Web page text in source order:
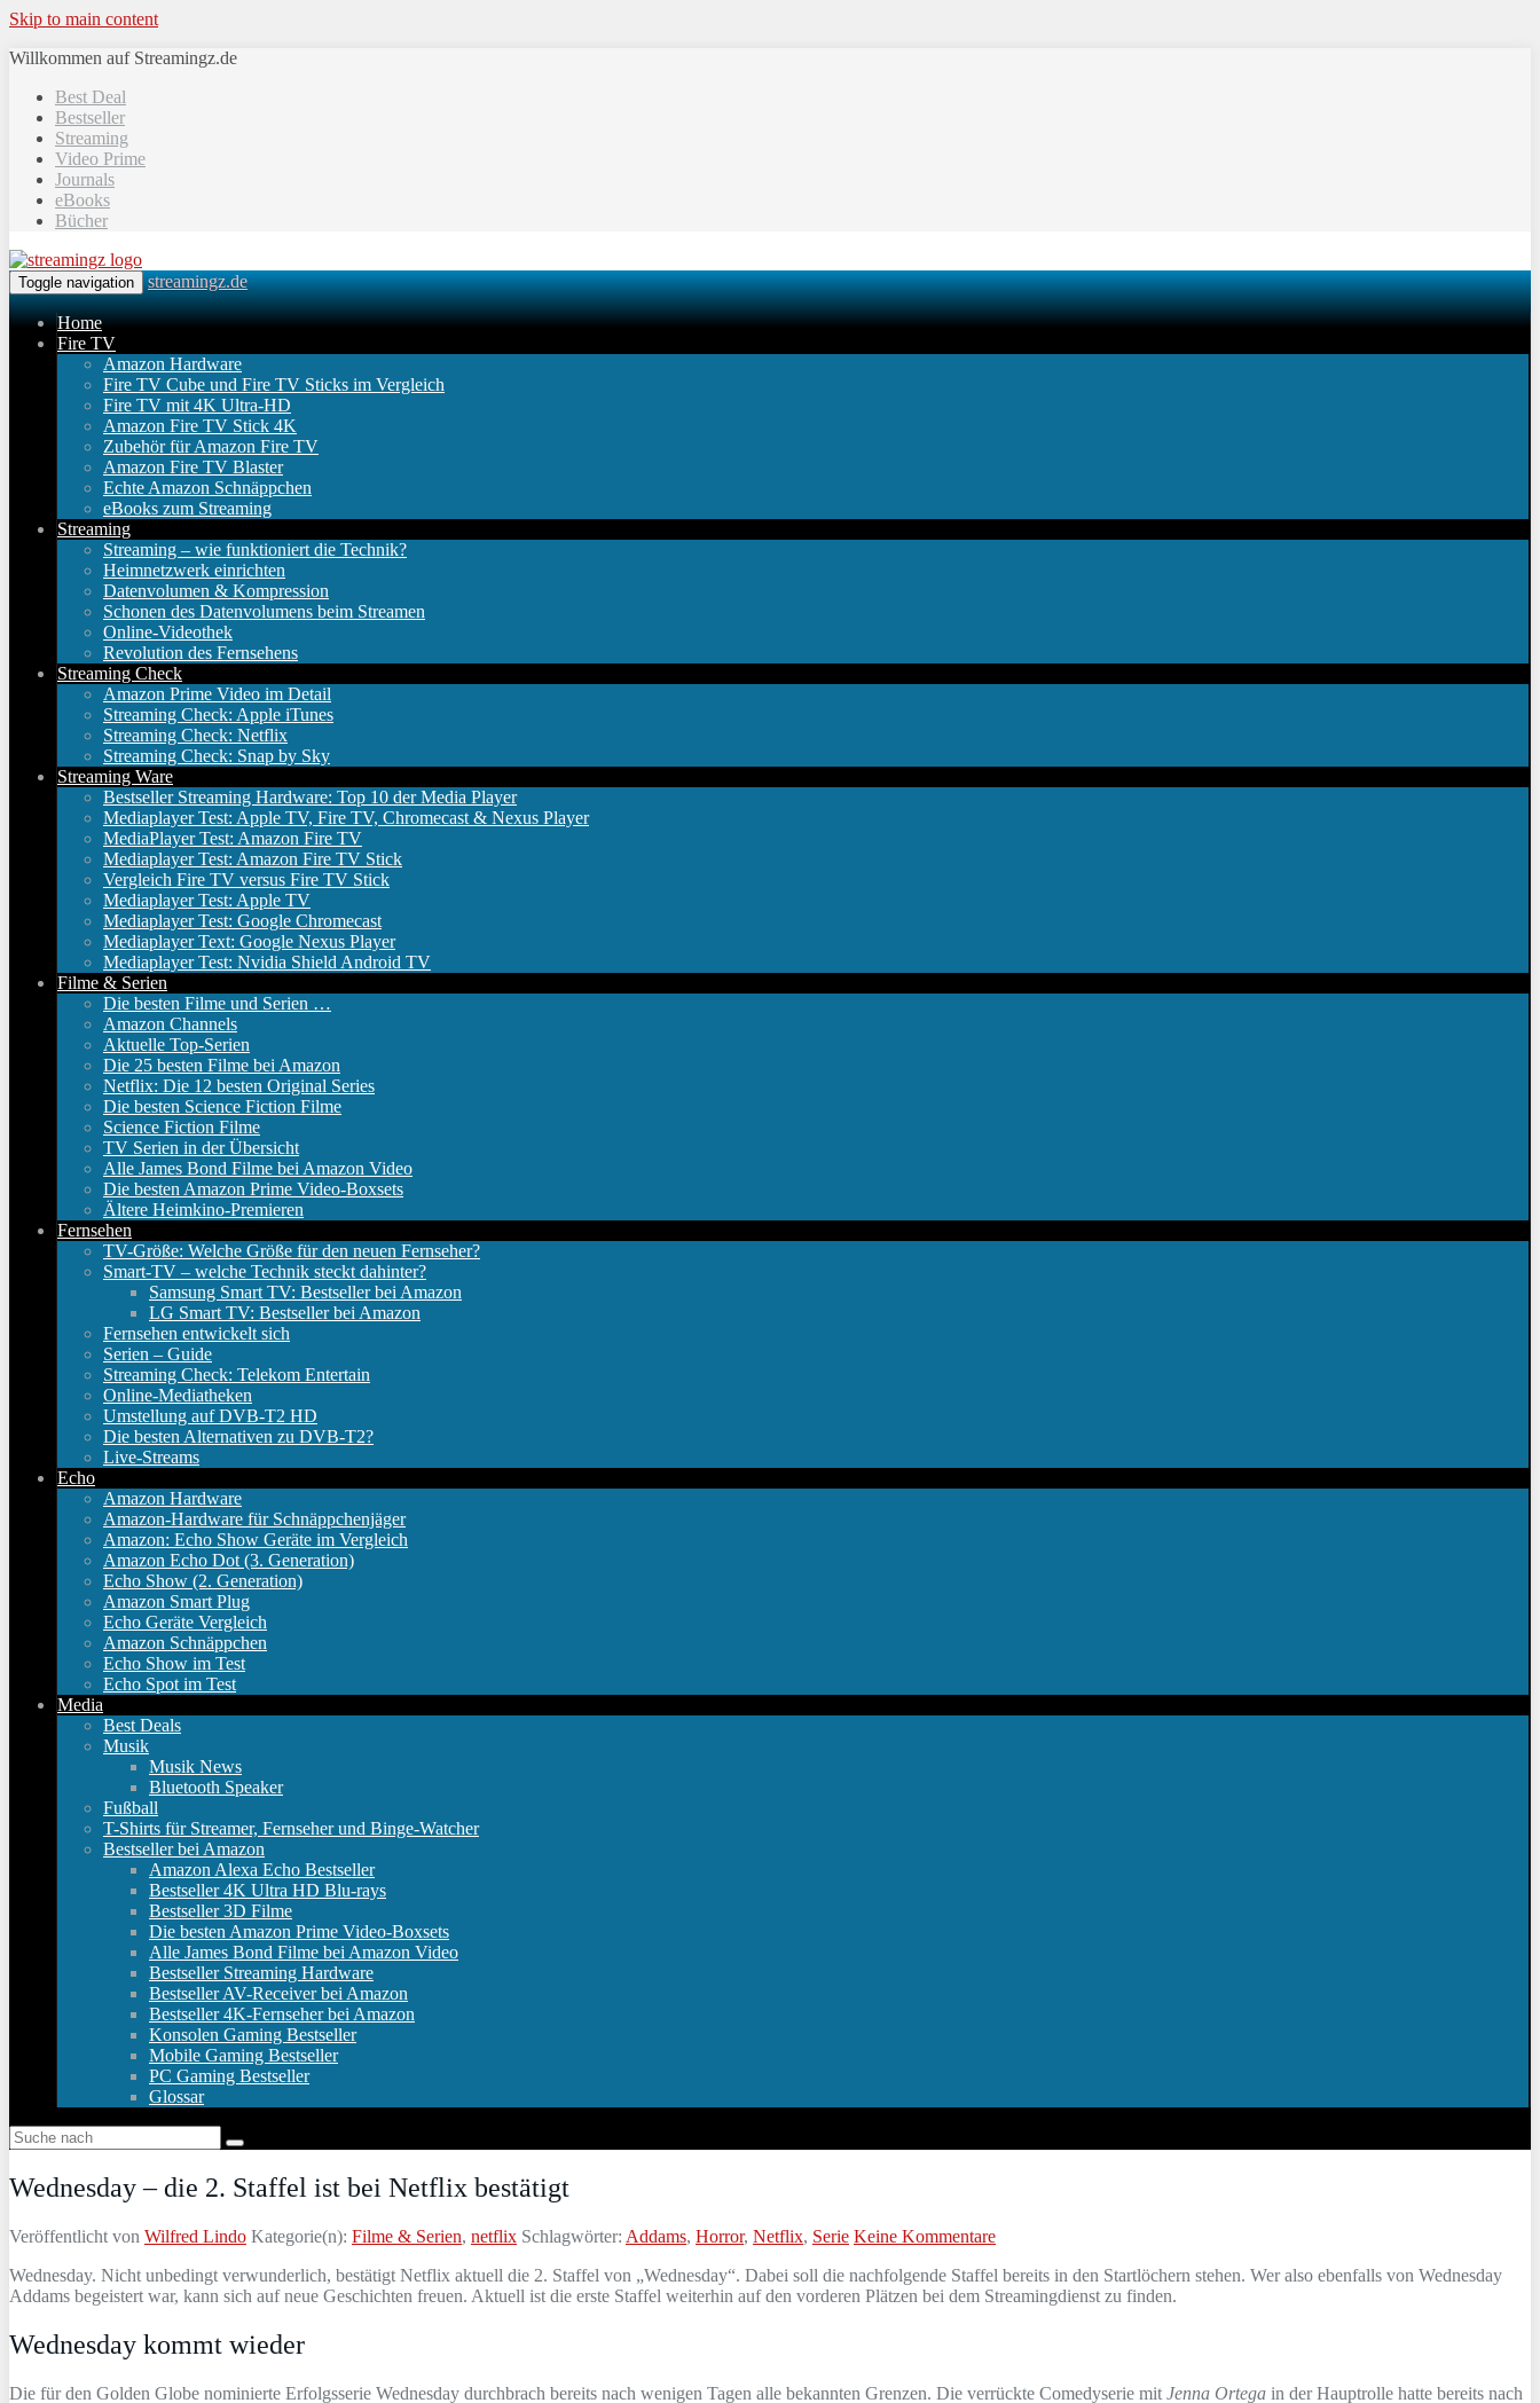
Skip to main content
Willkommen auf Streamingz.de
Best Deal
Bestseller
Streaming
Video Prime
Journals
eBooks
Bücher
Toggle navigation streamingz.de
Home
Fire TV
Amazon Hardware
Fire TV Cube und Fire TV Sticks im Vergleich
Fire TV mit 4K Ultra-HD
Amazon Fire TV Stick 4K
Zubehör für Amazon Fire TV
Amazon Fire TV Blaster
Echte Amazon Schnäppchen
eBooks zum Streaming
Streaming
Streaming – wie funktioniert die Technik?
Heimnetzwerk einrichten
Datenvolumen & Kompression
Schonen des Datenvolumens beim Streamen
Online-Videothek
Revolution des Fernsehens
Streaming Check
Amazon Prime Video im Detail
Streaming Check: Apple iTunes
Streaming Check: Netflix
Streaming Check: Snap by Sky
Streaming Ware
Bestseller Streaming Hardware: Top 10 der Media Player
Mediaplayer Test: Apple TV, Fire TV, Chromecast & Nexus Player
MediaPlayer Test: Amazon Fire TV
Mediaplayer Test: Amazon Fire TV Stick
Vergleich Fire TV versus Fire TV Stick
Mediaplayer Test: Apple TV
Mediaplayer Test: Google Chromecast
Mediaplayer Text: Google Nexus Player
Mediaplayer Test: Nvidia Shield Android TV
Filme & Serien
Die besten Filme und Serien …
Amazon Channels
Aktuelle Top-Serien
Die 25 besten Filme bei Amazon
Netflix: Die 12 besten Original Series
Die besten Science Fiction Filme
Science Fiction Filme
TV Serien in der Übersicht
Alle James Bond Filme bei Amazon Video
Die besten Amazon Prime Video-Boxsets
Ältere Heimkino-Premieren
Fernsehen
TV-Größe: Welche Größe für den neuen Fernseher?
Smart-TV – welche Technik steckt dahinter?
Samsung Smart TV: Bestseller bei Amazon
LG Smart TV: Bestseller bei Amazon
Fernsehen entwickelt sich
Serien – Guide
Streaming Check: Telekom Entertain
Online-Mediatheken
Umstellung auf DVB-T2 HD
Die besten Alternativen zu DVB-T2?
Live-Streams
Echo
Amazon Hardware
Amazon-Hardware für Schnäppchenjäger
Amazon: Echo Show Geräte im Vergleich
Amazon Echo Dot (3. Generation)
Echo Show (2. Generation)
Amazon Smart Plug
Echo Geräte Vergleich
Amazon Schnäppchen
Echo Show im Test
Echo Spot im Test
Media
Best Deals
Musik
Musik News
Bluetooth Speaker
Fußball
T-Shirts für Streamer, Fernseher und Binge-Watcher
Bestseller bei Amazon
Amazon Alexa Echo Bestseller
Bestseller 4K Ultra HD Blu-rays
Bestseller 3D Filme
Die besten Amazon Prime Video-Boxsets
Alle James Bond Filme bei Amazon Video
Bestseller Streaming Hardware
Bestseller AV-Receiver bei Amazon
Bestseller 4K-Fernseher bei Amazon
Konsolen Gaming Bestseller
Mobile Gaming Bestseller
PC Gaming Bestseller
Glossar
Wednesday – die 2. Staffel ist bei Netflix bestätigt
Veröffentlicht von Wilfred Lindo Kategorie(n): Filme & Serien, netflix Schlagwörter: Addams, Horror, Netflix, Serie Keine Kommentare
Wednesday. Nicht unbedingt verwunderlich, bestätigt Netflix aktuell die 2. Staffel von „Wednesday“. Dabei soll die nachfolgende Staffel bereits in den Startlöchern stehen. Wer also ebenfalls von Wednesday
Addams begeistert war, kann sich auf neue Geschichten freuen. Aktuell ist die erste Staffel weiterhin auf den vorderen Plätzen bei dem Streamingdienst zu finden.
Wednesday kommt wieder
Die für den Golden Globe nominierte Erfolgsserie Wednesday durchbrach bereits nach wenigen Tagen alle bekannten Grenzen. Die verrückte Comedyserie mit Jenna Ortega in der Hauptrolle hatte bereits nach